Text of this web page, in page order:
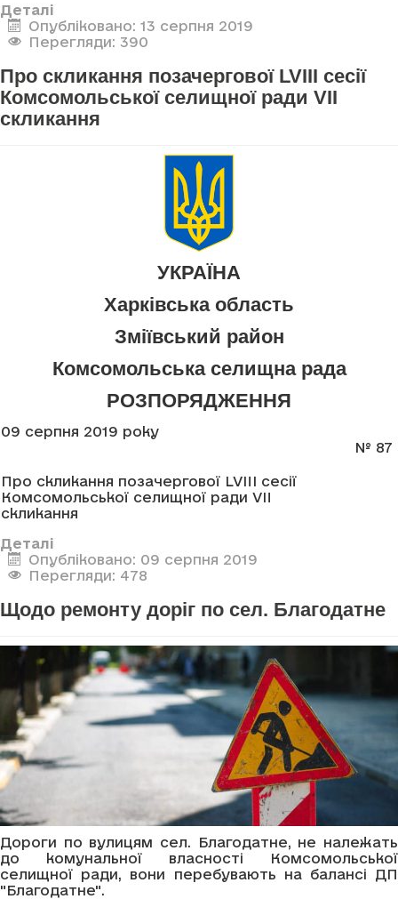
Деталі
Опубліковано: 13 серпня 2019
Перегляди: 390
Про скликання позачергової LVIII сесії
Комсомольської селищної ради VII
скликання
УКРАЇНА
Харківська область
Зміївський район
Комсомольська селищна рада
РОЗПОРЯДЖЕННЯ
09 серпня 2019 року
№ 87
Про скликання позачергової LVIII сесії
Комсомольської селищної ради VII
скликання
Деталі
Опубліковано: 09 серпня 2019
Перегляди: 478
Щодо ремонту доріг по сел. Благодатне
Дороги по вулицям сел. Благодатне, не належать
до комунальної власності Комсомольської
селищної ради, вони перебувають на балансі ДП
"Благодатне".